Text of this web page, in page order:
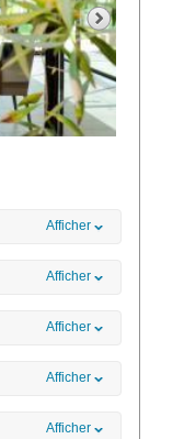
Afficher
Afficher
Afficher
Afficher
Afficher